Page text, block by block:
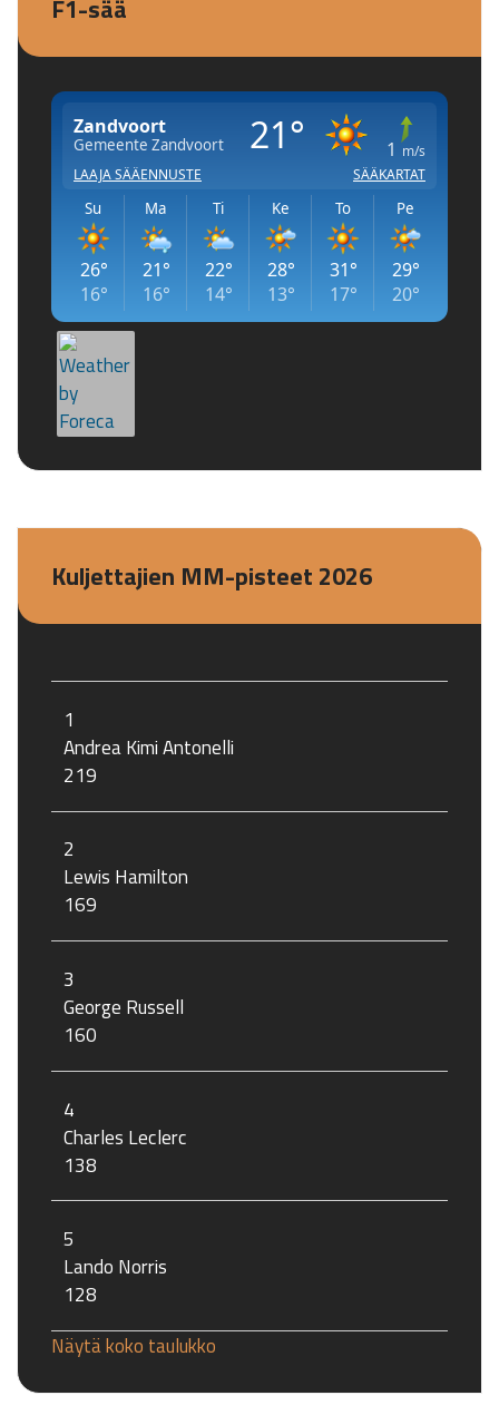
F1-sää
Kuljettajien MM-pisteet 2026
1
Andrea Kimi Antonelli
219
2
Lewis Hamilton
169
3
George Russell
160
4
Charles Leclerc
138
5
Lando Norris
128
Näytä koko taulukko